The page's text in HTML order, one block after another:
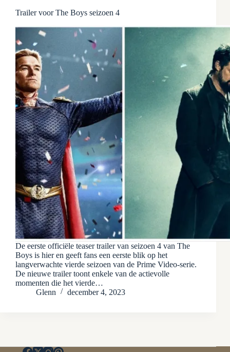
Trailer voor The Boys seizoen 4
De eerste officiële teaser trailer van seizoen 4 van The
Boys is hier en geeft fans een eerste blik op het
langverwachte vierde seizoen van de Prime Video-serie.
De nieuwe trailer toont enkele van de actievolle
momenten die het vierde…
Glenn
december 4, 2023